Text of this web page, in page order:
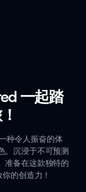
一起踏
种令人振奋的体
。沉浸于不可预测
准备在这款独特的
的创造力！